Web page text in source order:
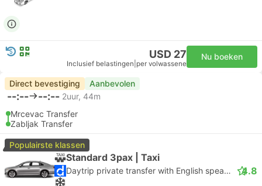
USD 27
Inclusief belastingen per volwassene
Nu boeken
Direct bevestiging Aanbevolen
--:-- --:-- 2uur, 44m
Mrcevac Transfer
Zabljak Transfer
Populairste klassen
Standard 3pax | Taxi
Daytrip private transfer with English speaking driver 4.8